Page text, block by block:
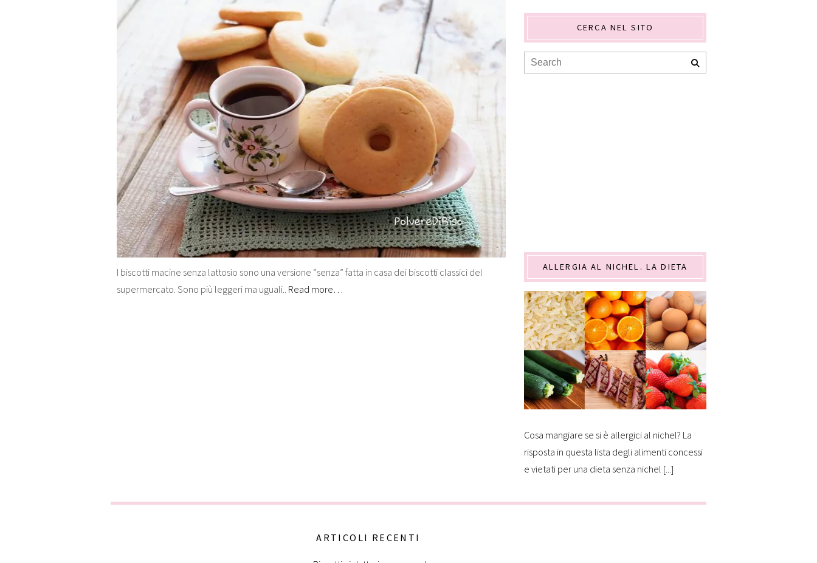
I biscotti macine senza lattosio sono una versione “senza” fatta in casa dei biscotti classici del
supermercato. Sono più leggeri ma uguali.. Read more…
CERCA NEL SITO
ALLERGIA AL NICHEL. LA DIETA
Cosa mangiare se si è allergici al nichel? La
risposta in questa lista degli alimenti concessi
e vietati per una dieta senza nichel [...]
ARTICOLI RECENTI